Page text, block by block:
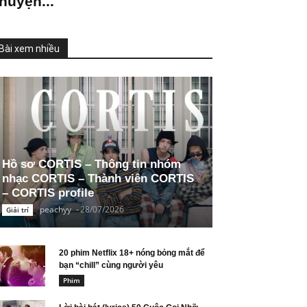
xem nhiều
Hồ sơ CORTIS – Thông tin nhóm
nhạc CORTIS – Thành viên CORTIS
– CORTIS profile
Giải trí peachyy -28/07/2026
20 phim Netflix 18+ nóng bỏng mắt để
bạn “chill” cùng người yêu
Phim